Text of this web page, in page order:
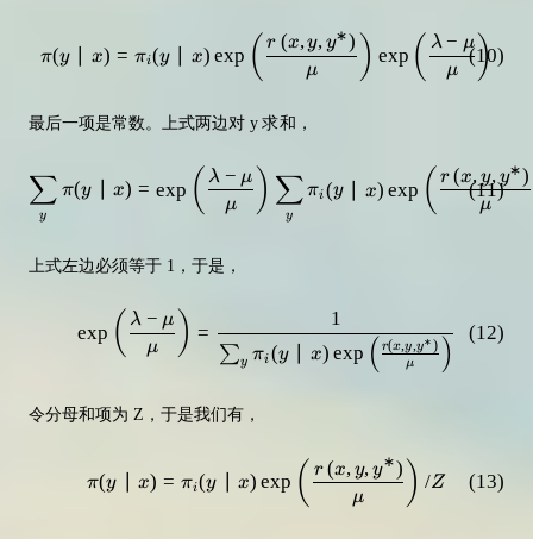
\pi(y \mid x)=\pi_{i}(y \mid
π(y x) = πi(y x) exp ( μ
r (x,y,y∗) ) exp ( μ
λ − μ)
(10)
最后一项是常数。上式两边对 y 求和，
\sum_y \pi(y \mid x) = \exp
y
∑ π(y x) = exp ( μ
λ − μ )
y
∑ πi(y x) exp ( μ
r (x,y, y∗)
(11)
上式左边必须等于 1，于是，
\exp \left(\frac{\lambda-
exp ( μ
λ − μ ) =
∑y πi(y x) exp ( μ
r(x,y,y∗ ) )
1
(12)
令分母和项为 Z，于是我们有，
\pi(y \mid x)=\pi_{i}(y \mid
π(y x) = πi(y x) exp ( μ
r (x, y, y∗) ) /Z (13)